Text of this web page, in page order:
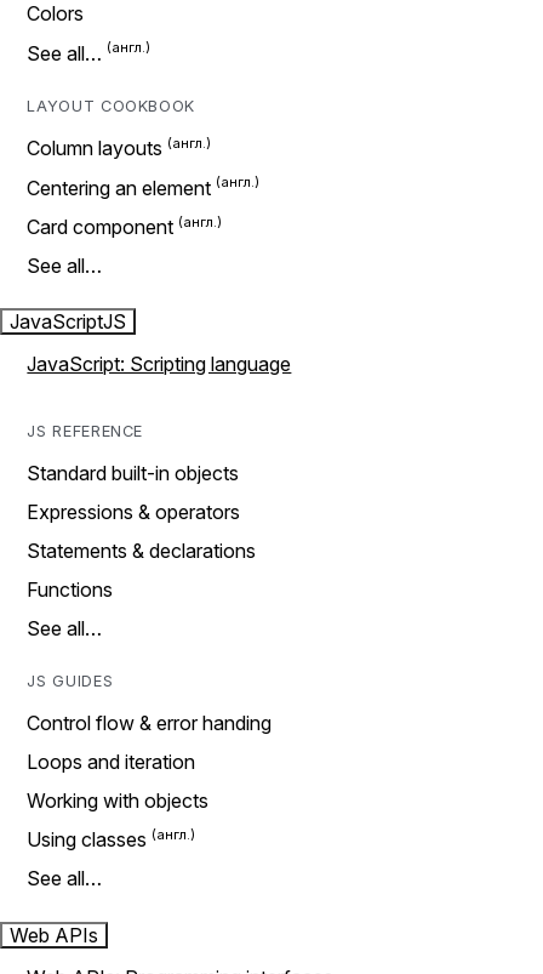
Colors
See all…
LAYOUT COOKBOOK
Column layouts
Centering an element
Card component
See all…
JavaScriptJS
JavaScript: Scripting language
JS REFERENCE
Standard built-in objects
Expressions & operators
Statements & declarations
Functions
See all…
JS GUIDES
Control flow & error handing
Loops and iteration
Working with objects
Using classes
See all…
Web APIs